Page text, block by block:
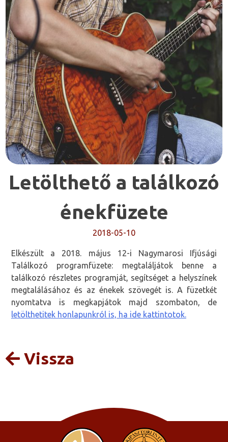
Letölthető a találkozó
énekfüzete
2018-05-10
Elkészült a 2018. május 12-i Nagymarosi Ifjúsági
Találkozó programfüzete: megtaláljátok benne a
találkozó részletes programját, segítséget a helyszínek
megtalálásához és az énekek szövegét is. A füzetkét
nyomtatva is megkapjátok majd szombaton, de
letölthetitek honlapunkról is, ha ide kattintotok.
Vissza